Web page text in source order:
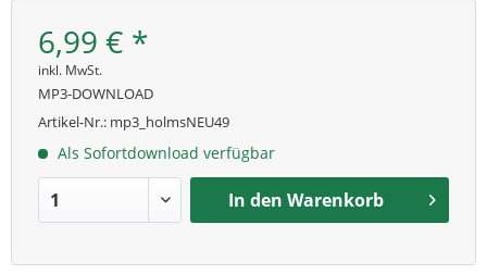
6,99 € *
inkl. MwSt.
MP3-DOWNLOAD
Artikel-Nr.: mp3_holmsNEU49
Als Sofortdownload verfügbar
In den Warenkorb